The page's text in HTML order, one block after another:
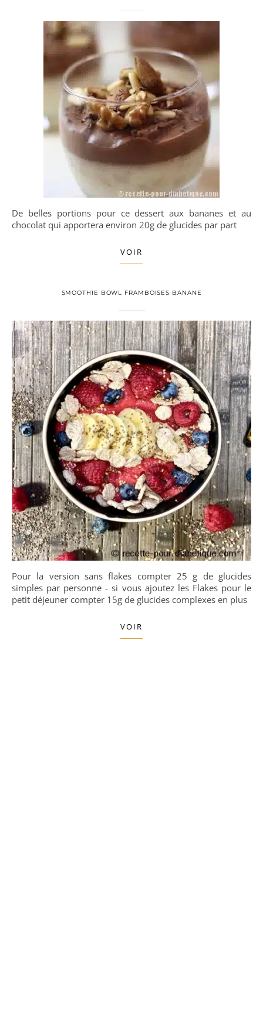
De belles portions pour ce dessert aux bananes et au
chocolat qui apportera environ 20g de glucides par part
VOIR
SMOOTHIE BOWL FRAMBOISES BANANE
Pour la version sans flakes compter 25 g de glucides
simples par personne - si vous ajoutez les Flakes pour le
petit déjeuner compter 15g de glucides complexes en plus
VOIR